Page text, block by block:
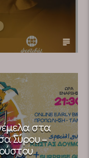
στα
Σύρου –